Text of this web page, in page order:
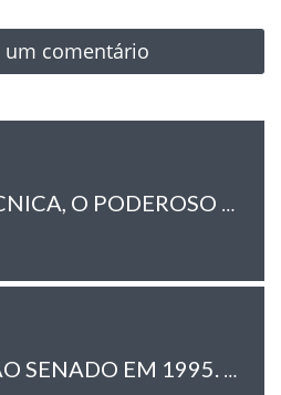
um comentário
SECRETÁRIA TÉCNICA, O PODEROSO LOBBY EMPRESARIAL NA REVISÃO DA CONSTITUIÇÃO DE 1993,1994,1995.
CARTA DE FHC AO SENADO EM 1995. ACORDO SOBRE NÃO PRIVATIZAÇÃO DA PETROBRAS